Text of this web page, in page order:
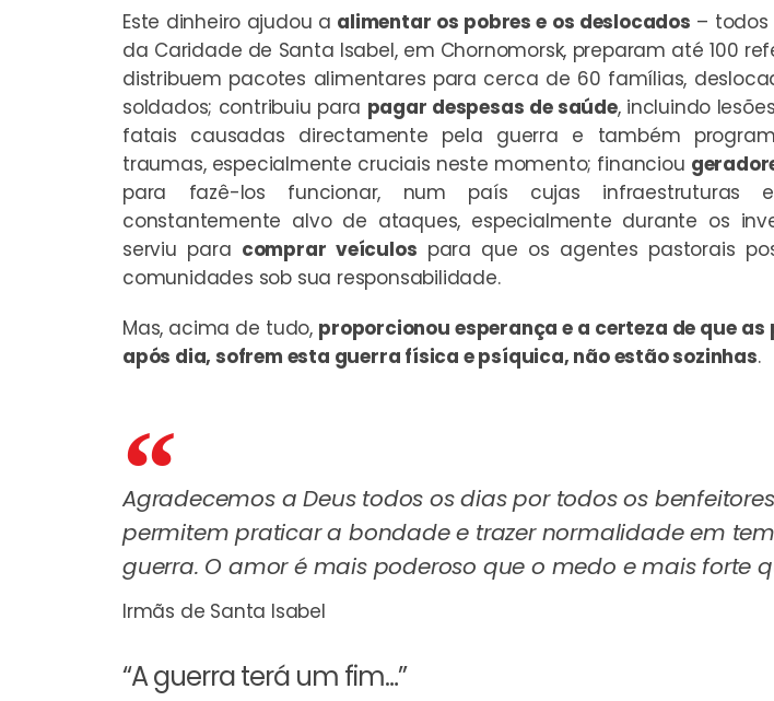
Este dinheiro ajudou a alimentar os pobres e os deslocados – todos
da Caridade de Santa Isabel, em Chornomorsk, preparam até 100
distribuem pacotes alimentares para cerca de 60 famílias,
soldados; contribuiu para pagar despesas de saúde, incluindo
fatais causadas directamente pela guerra e também
traumas, especialmente cruciais neste momento; financiou
para fazê-los funcionar, num país cujas infraestruturas
constantemente alvo de ataques, especialmente durante os
serviu para comprar veículos para que os agentes pastorais
comunidades sob sua responsabilidade.
Mas, acima de tudo, proporcionou esperança e a certeza de que as
após dia, sofrem esta guerra física e psíquica, não estão sozinhas.
Agradecemos a Deus todos os dias por todos os
permitem praticar a bondade e trazer normalidade em
guerra. O amor é mais poderoso que o medo e mais forte
Irmãs de Santa Isabel
“A guerra terá um fim…”